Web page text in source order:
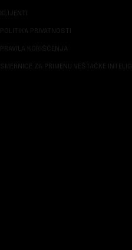
KLIJENTI
POLITIKA PRIVATNOSTI
PRAVILA KORIŠĆENJA
SMERNICE ZA PRIMENU VEŠTAČKE